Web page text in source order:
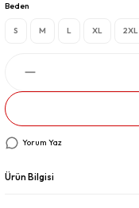
Beden
S M L XL 2XL
Yorum Yaz
Ürün Bilgisi